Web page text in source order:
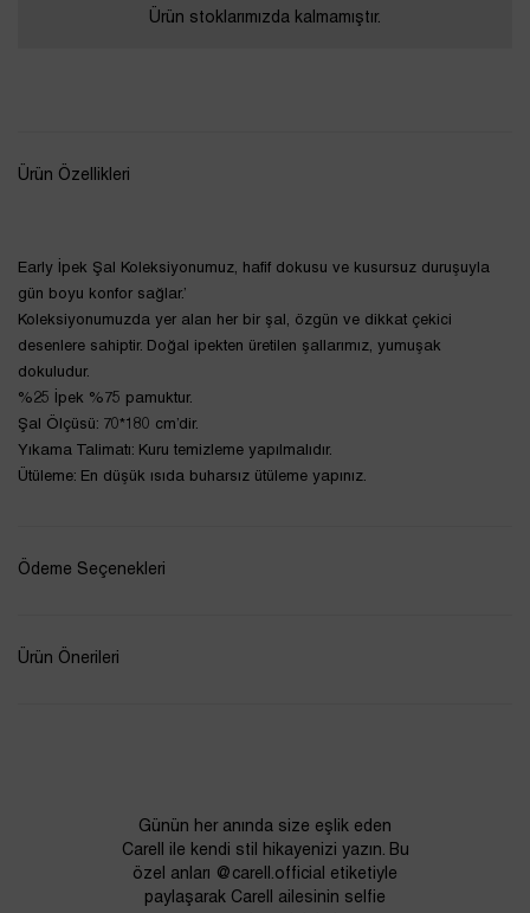
Ürün stoklarımızda kalmamıştır.
Ürün Özellikleri
Early İpek Şal Koleksiyonumuz, hafif dokusu ve kusursuz duruşuyla
gün boyu konfor sağlar.’
Koleksiyonumuzda yer alan her bir şal, özgün ve dikkat çekici
desenlere sahiptir. Doğal ipekten üretilen şallarımız, yumuşak
dokuludur.
%25 İpek %75 pamuktur.
Şal Ölçüsü: 70*180 cm’dir.
Yıkama Talimatı: Kuru temizleme yapılmalıdır.
Ütüleme: En düşük ısıda buharsız ütüleme yapınız.
Ödeme Seçenekleri
Ürün Önerileri
Günün her anında size eşlik eden
Carell ile kendi stil hikayenizi yazın. Bu
özel anları @carell.official etiketiyle
paylaşarak Carell ailesinin selfie